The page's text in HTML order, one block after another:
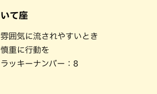
いて座
雰囲気に流されやすいとき
慎重に行動を
ラッキーナンバー：8